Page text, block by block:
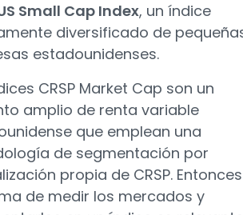
Small Cap Index, un índice
diversificado de
estadounidenses.
CRSP Market Cap son un
amplio de renta variable
que emplean una
de segmentación por
propia de CRSP. Entonces
de medir los mercados y